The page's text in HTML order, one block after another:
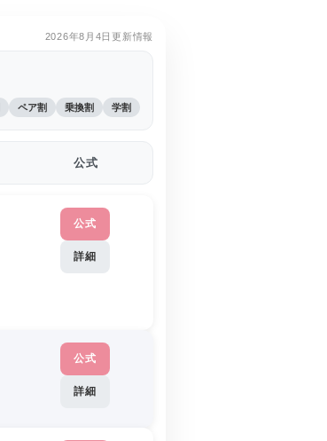
2026年8月4日更新情報
ペア割 乗換割 学割
公式
公式
詳細
公式
詳細